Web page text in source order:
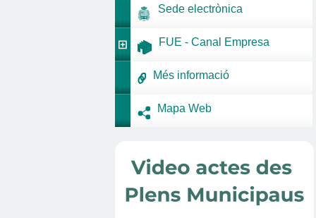
Sede electrònica
FUE - Canal Empresa
Més informació
Mapa Web